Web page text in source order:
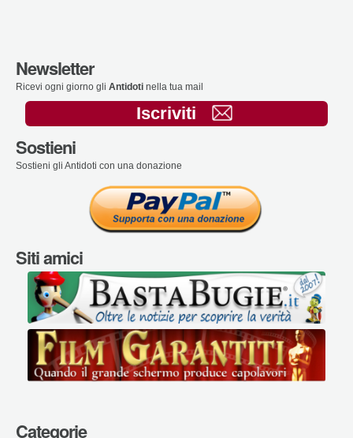
Newsletter
Ricevi ogni giorno gli Antidoti nella tua mail
Iscriviti
Sostieni
Sostieni gli Antidoti con una donazione
Siti amici
Categorie